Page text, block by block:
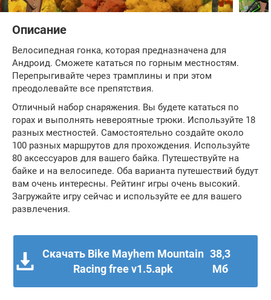
Описание
Велосипедная гонка, которая предназначена для
Андроид. Сможете кататься по горным местностям.
Перепрыгивайте через трамплины и при этом
преодолевайте все препятствия.
Отличный набор снаряжения. Вы будете кататься по
горах и выполнять невероятные трюки. Используйте 18
разных местностей. Самостоятельно создайте около
100 разных маршрутов для прохождения. Используйте
80 аксессуаров для вашего байка. Путешествуйте на
байке и на велосипеде. Оба варианта путешествий будут
вам очень интересны. Рейтинг игры очень высокий.
Загружайте игру сейчас и используйте ее для вашего
развлечения.
Скачать Bike Mayhem Mountain
Racing free v1.5.apk
38,3
Мб